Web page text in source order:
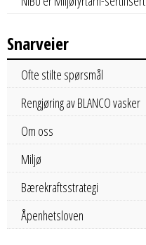
Snarveier
Ofte stilte spørsmål
Rengjøring av BLANCO vasker
Om oss
Miljø
Bærekraftsstrategi
Åpenhetsloven